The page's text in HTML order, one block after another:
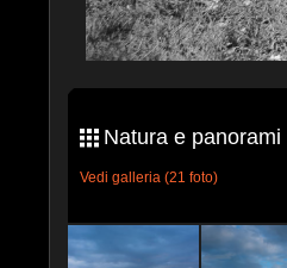
Natura e panorami
Vedi galleria (21 foto)